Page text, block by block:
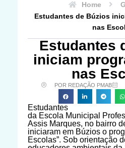
Home
Estudantes de Búzios
nas
Estudantes
iniciam
nas
POR REDAÇÃO PMAB
Estudantes
da Escola Municipal
Assis Marques, no bairro
iniciaram em Búzios o
Escolas”. Sob orientação